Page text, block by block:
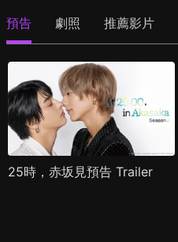
預告 劇照 推薦影片
25時，赤坂見預告 Trailer